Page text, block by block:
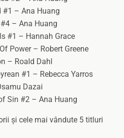
#1 – Ana Huang
– Ana Huang
#1 – Hannah Grace
Power – Robert Greene
– Roald Dahl
#1 – Rebecca Yarros
Dazai
Sin #2 – Ana Huang
și cele mai vândute 5 titluri